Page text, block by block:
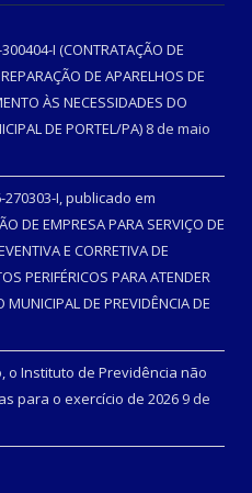
I (CONTRATAÇÃO DE
DE APARELHOS DE
ÀS NECESSIDADES DO
DE PORTEL/PA) 8 de maio
I, publicado em
DE EMPRESA PARA SERVIÇO DE
E CORRETIVA DE
PERIFÉRICOS PARA ATENDER
DE PREVIDÊNCIA DE
o Instituto de Previdência não
para o exercício de 2026 9 de